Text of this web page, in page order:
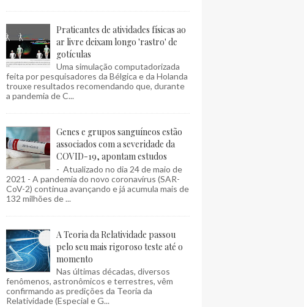
Praticantes de atividades físicas ao
ar livre deixam longo 'rastro' de
gotículas
Uma simulação computadorizada
feita por pesquisadores da Bélgica e da Holanda
trouxe resultados recomendando que, durante
a pandemia de C...
Genes e grupos sanguíneos estão
associados com a severidade da
COVID-19, apontam estudos
- Atualizado no dia 24 de maio de
2021 - A pandemia do novo coronavírus (SAR-
CoV-2) continua avançando e já acumula mais de
132 milhões de ...
A Teoria da Relatividade passou
pelo seu mais rigoroso teste até o
momento
Nas últimas décadas, diversos
fenômenos, astronômicos e terrestres, vêm
confirmando as predições da Teoria da
Relatividade (Especial e G...